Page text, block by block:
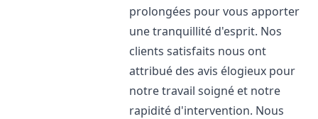
prolongées pour vous apporter
une tranquillité d'esprit. Nos
clients satisfaits nous ont
attribué des avis élogieux pour
notre travail soigné et notre
rapidité d'intervention. Nous